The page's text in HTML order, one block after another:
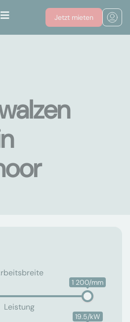
Jetzt mieten
1 200/mm
Leistung
19.5/kW